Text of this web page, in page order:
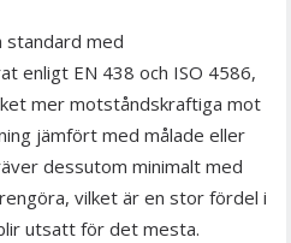
standard med
enligt EN 438 och ISO 4586,
mer motståndskraftiga mot
jämfört med målade eller
dessutom minimalt med
vilket är en stor fördel i
utsatt för det mesta.